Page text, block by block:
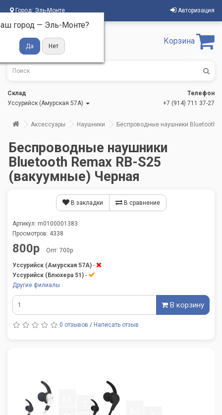
Город: Эль-Монте
город — Эль-Монте?
Авторизация
Корзина
Склад
Уссурийск (Амурская 57А)
Телефон
+7 (914) 711 37-27
Аксессуары Наушники Беспроводные наушники Bluetooth
Беспроводные наушники
Bluetooth Remax RB-S25
(вакуумные) Черная
В закладки В сравнение
Артикул: m0100001383
Просмотров: 4338
800р Опт: 700р
Уссурийск (Амурская 57А) -
Уссурийск (Блюхера 51) -
Другие филиалы
В корзину
0 отзывов / Написать отзыв